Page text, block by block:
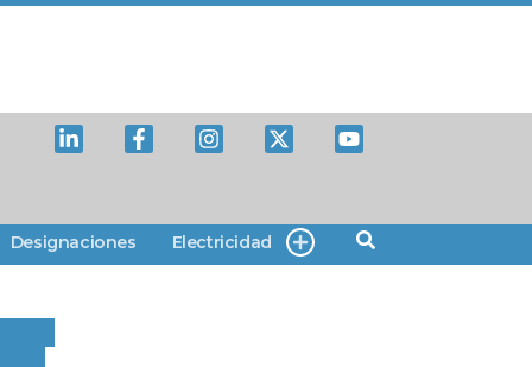
Designaciones Electricidad